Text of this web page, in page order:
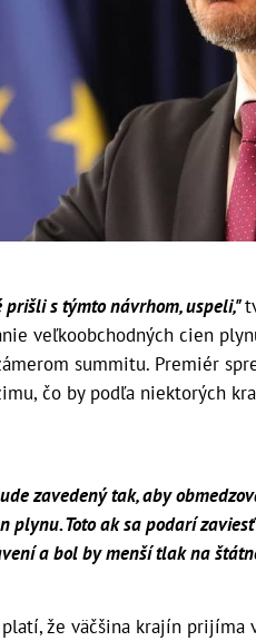
prišli s týmto návrhom, uspeli,"
veľkoobchodných cien
summitu. Premiér
čo by podľa niektorých
zavedený tak, aby
plynu. Toto ak sa podarí
a bol by menší tlak na
že väčšina krajín prijíma